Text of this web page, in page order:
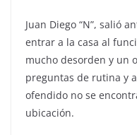
Juan Diego “N”, salió
entrar a la casa al
mucho desorden y un
preguntas de rutina y
ofendido no se
ubicación.